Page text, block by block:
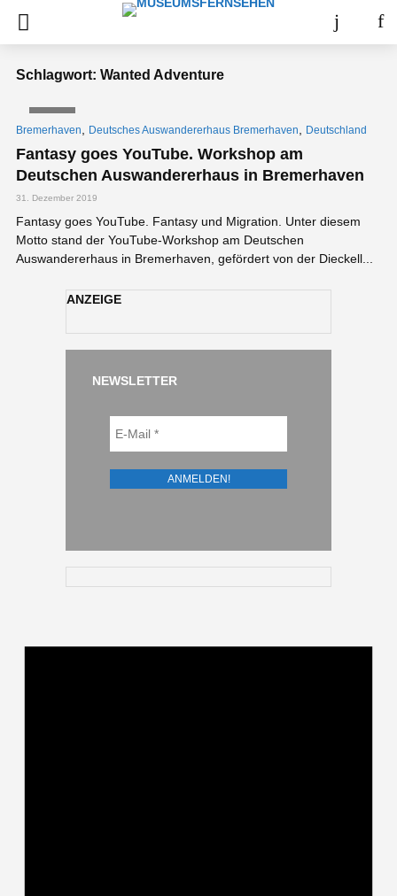
Schlagwort: Wanted Adventure
Bremerhaven Deutsches Auswandererhaus Bremerhaven Deutschland
Fantasy goes YouTube. Workshop am
Deutschen Auswandererhaus in Bremerhaven
31. Dezember 2019
Fantasy goes YouTube. Fantasy und Migration. Unter diesem
Motto stand der YouTube-Workshop am Deutschen
Auswandererhaus in Bremerhaven, gefördert von der Dieckell...
ANZEIGE
NEWSLETTER